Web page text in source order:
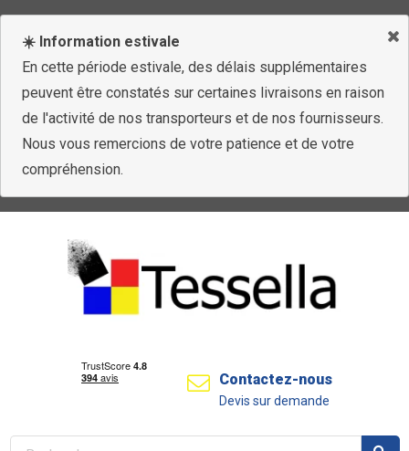
☀️ Information estivale
En cette période estivale, des délais supplémentaires
peuvent être constatés sur certaines livraisons en raison
de l'activité de nos transporteurs et de nos fournisseurs.
Nous vous remercions de votre patience et de votre
compréhension.
Contactez-nous
Devis sur demande